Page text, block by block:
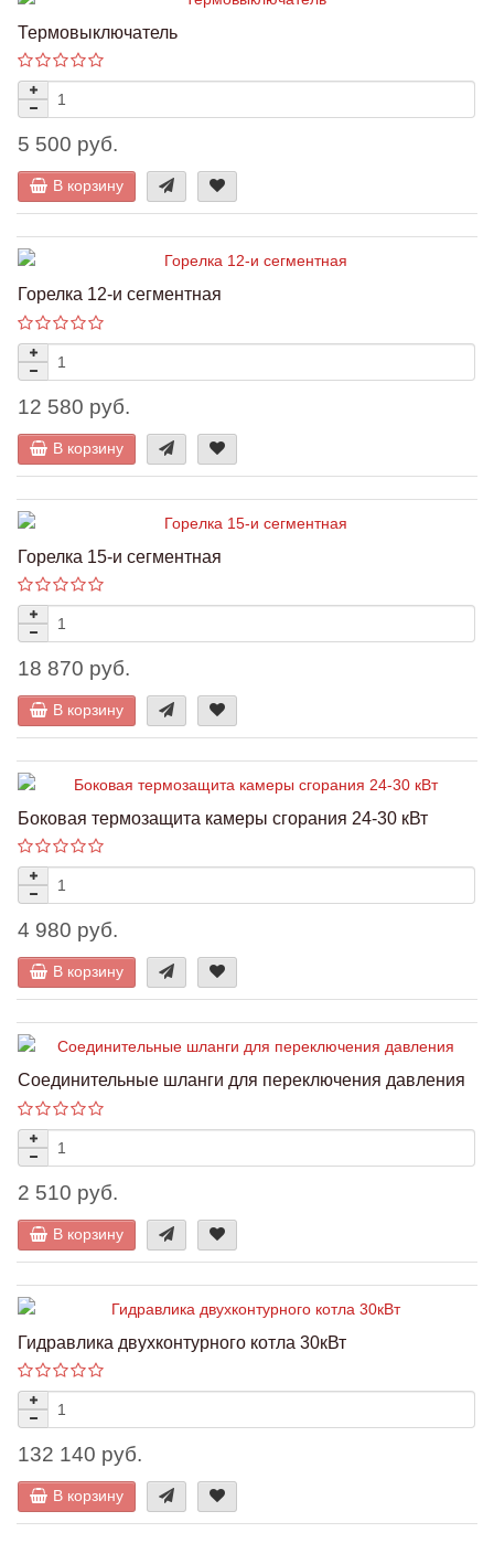
Термовыключатель
5 500 руб.
В корзину
Горелка 12-и сегментная
12 580 руб.
В корзину
Горелка 15-и сегментная
18 870 руб.
В корзину
Боковая термозащита камеры сгорания 24-30 кВт
4 980 руб.
В корзину
Соединительные шланги для переключения давления
2 510 руб.
В корзину
Гидравлика двухконтурного котла 30кВт
132 140 руб.
В корзину